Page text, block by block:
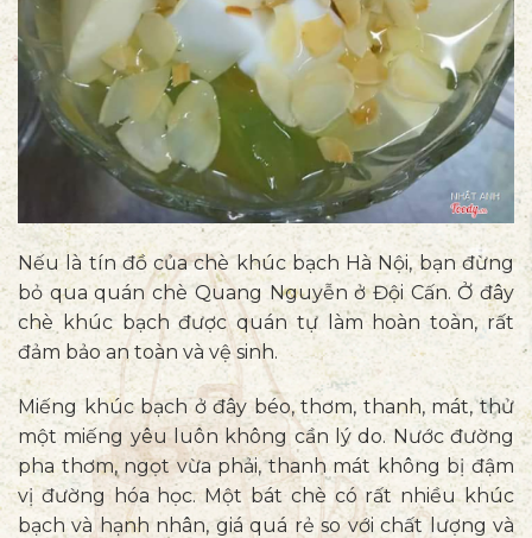
Nếu là tín đồ của chè khúc bạch Hà Nội, bạn đừng
bỏ qua quán chè Quang Nguyễn ở Đội Cấn. Ở đây
chè khúc bạch được quán tự làm hoàn toàn, rất
đảm bảo an toàn và vệ sinh.
Miếng khúc bạch ở đây béo, thơm, thanh, mát, thử
một miếng yêu luôn không cần lý do. Nước đường
pha thơm, ngọt vừa phải, thanh mát không bị đậm
vị đường hóa học. Một bát chè có rất nhiều khúc
bạch và hạnh nhân, giá quá rẻ so với chất lượng và